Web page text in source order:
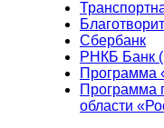
Сбербанк
РНКБ Банк
Программа
Программа
области